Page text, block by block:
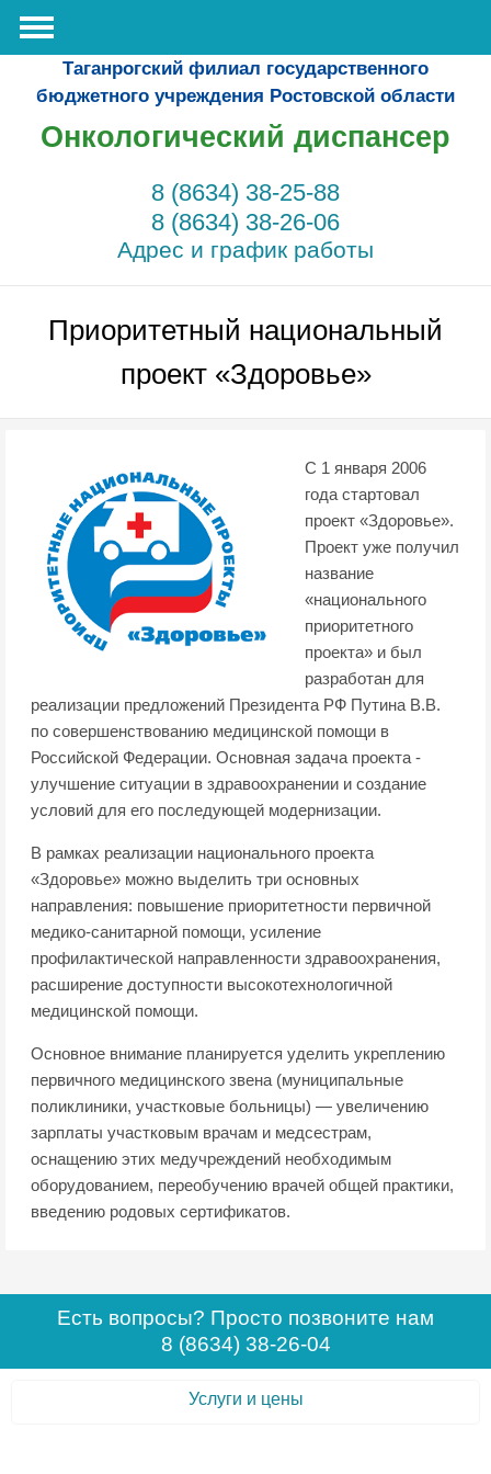
Таганрогский филиал государственного
бюджетного учреждения Ростовской области
Онкологический диспансер
8 (8634) 38-25-88
8 (8634) 38-26-06
Адрес и график работы
Приоритетный национальный
проект «Здоровье»
С 1 января 2006
года стартовал
проект «Здоровье».
Проект уже получил
название
«национального
приоритетного
проекта» и был
разработан для
реализации предложений Президента РФ Путина В.В.
по совершенствованию медицинской помощи в
Российской Федерации. Основная задача проекта -
улучшение ситуации в здравоохранении и создание
условий для его последующей модернизации.
В рамках реализации национального проекта
«Здоровье» можно выделить три основных
направления: повышение приоритетности первичной
медико-санитарной помощи, усиление
профилактической направленности здравоохранения,
расширение доступности высокотехнологичной
медицинской помощи.
Основное внимание планируется уделить укреплению
первичного медицинского звена (муниципальные
поликлиники, участковые больницы) — увеличению
зарплаты участковым врачам и медсестрам,
оснащению этих медучреждений необходимым
оборудованием, переобучению врачей общей практики,
введению родовых сертификатов.
Есть вопросы? Просто позвоните нам
8 (8634) 38-26-04
Услуги и цены